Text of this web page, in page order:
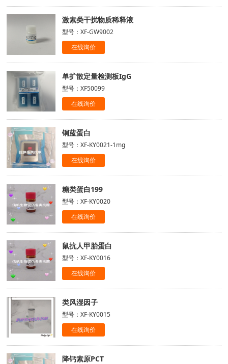
激素类干扰物质稀释液
型号：XF-GW9002
在线询价
单扩散定量检测板IgG
型号：XF50099
在线询价
铜蓝蛋白
型号：XF-KY0021-1mg
在线询价
糖类蛋白199
型号：XF-KY0020
在线询价
鼠抗人甲胎蛋白
型号：XF-KY0016
在线询价
类风湿因子
型号：XF-KY0015
在线询价
降钙素原PCT